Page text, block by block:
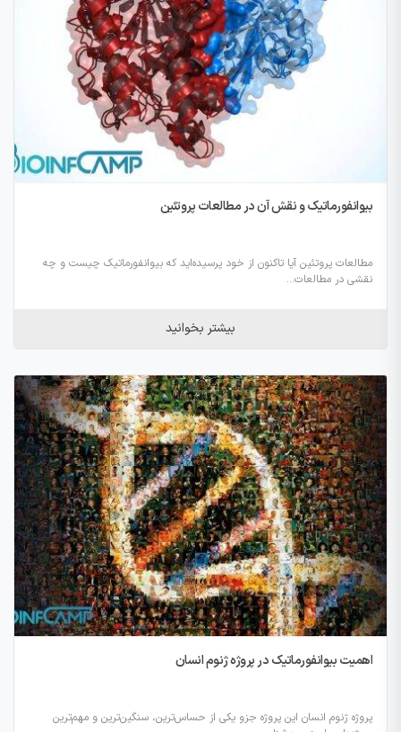
بیوانفورماتیک و نقش آن در مطالعات پروتئین
مطالعات پروتئین آیا تاکنون از خود پرسیده‌اید که بیوانفورماتیک چیست و چه
نقشی در مطالعات...
بیشتر بخوانید
اهمیت بیوانفورماتیک در پروژه ژنوم انسان
پروژه ژنوم انسان این پروژه جزو یکی از حساس‌ترین، سنگین‌ترین و مهم‌ترین